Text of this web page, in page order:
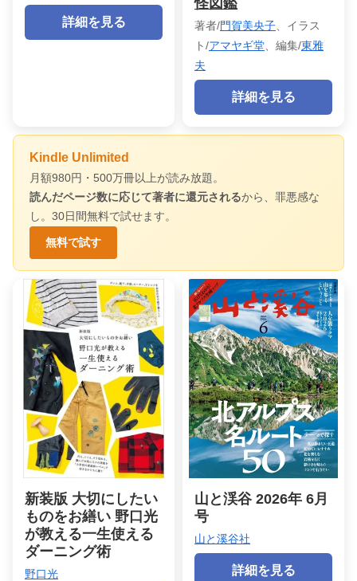
詳細を見る 著者/門賀美央子 、イラス
ト/アマヤギ堂 、編集/東雅
夫
詳細を見る
Kindle Unlimited
月額980円・500万冊以上が読み放題。
読んだページ数に応じて著者に還元されるから、罪悪感な
し。30日間無料で試せます。
無料で試す
新装版 大切にしたい
ものをお繕い 野口光
が教える一生使える
ダーニング術
野口光
山と渓谷 2026年 6月
号
山と溪谷社
詳細を見る